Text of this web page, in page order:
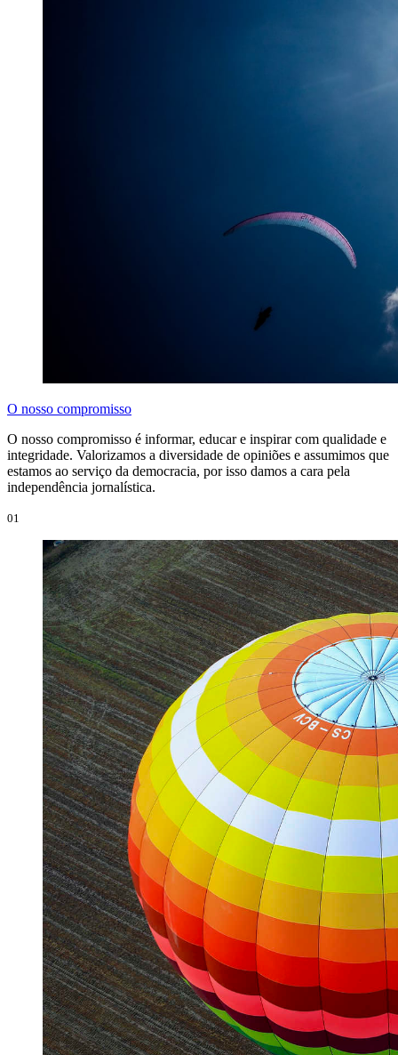
O nosso compromisso
O nosso compromisso é informar, educar e inspirar com qualidade e
integridade. Valorizamos a diversidade de opiniões e assumimos que
estamos ao serviço da democracia, por isso damos a cara pela
independência jornalística.
01